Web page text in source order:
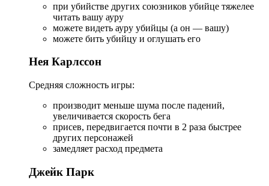
при убийстве других союзников убийце тяжелее
читать вашу ауру
можете видеть ауру убийцы (а он — вашу)
можете бить убийцу и оглушать его
Нея Карлссон
Средняя сложность игры:
производит меньше шума после падений,
увеличивается скорость бега
присев, передвигается почти в 2 раза быстрее
других персонажей
замедляет расход предмета
Джейк Парк